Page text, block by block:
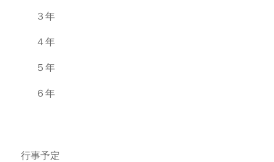
３年
４年
５年
６年
行事予定